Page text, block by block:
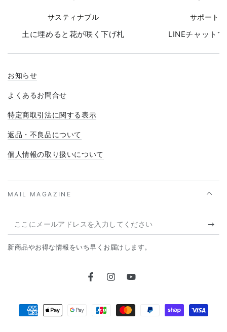
サスティナブル
土に埋めると花が咲く下げ札
サポート
LINEチャット
お知らせ
よくあるお問合せ
特定商取引法に関する表示
返品・不良品について
個人情報の取り扱いについて
MAIL MAGAZINE
こ
こ
に
新商品やお得な情報をいち早くお届けします。
FacebookInstagramYouTube